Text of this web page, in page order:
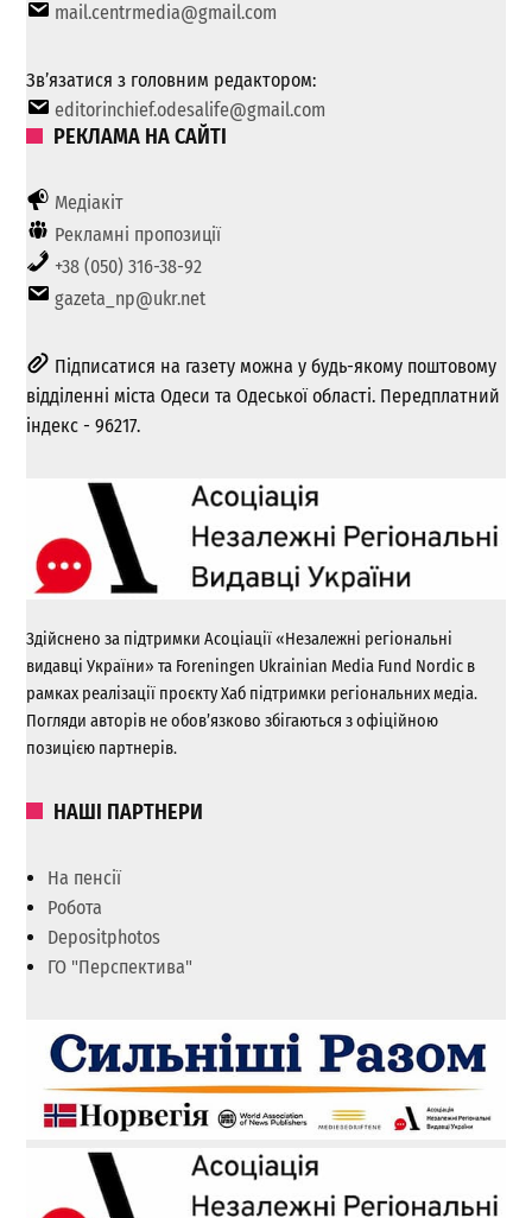
mail.centrmedia@gmail.com
Зв’язатися з головним редактором:
editorinchief.odesalife@gmail.com
РЕКЛАМА НА САЙТІ
Медіакіт
Рекламні пропозиції
+38 (050) 316-38-92
gazeta_np@ukr.net
Підписатися на газету можна у будь-якому поштовому
відділенні міста Одеси та Одеської області. Передплатний
індекс - 96217.
Здійснено за підтримки Асоціації «Незалежні регіональні
видавці України» та Foreningen Ukrainian Media Fund Nordic в
рамках реалізації проєкту Хаб підтримки регіональних медіа.
Погляди авторів не обов’язково збігаються з офіційною
позицією партнерів.
НАШІ ПАРТНЕРИ
На пенсії
Робота
Depositphotos
ГО "Перспектива"